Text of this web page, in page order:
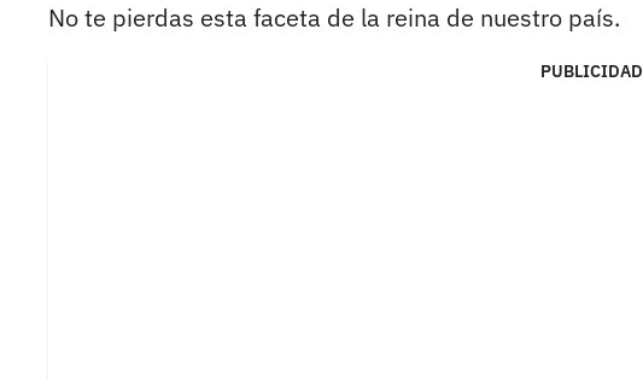
No te pierdas esta faceta de la reina de nuestro país.
PUBLICIDAD